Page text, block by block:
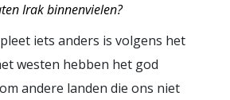
Irak binnenvielen?
iets anders is volgens het
westen hebben het god
andere landen die ons niet